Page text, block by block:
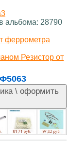
альбома: 28790
феррометра
Резистор от